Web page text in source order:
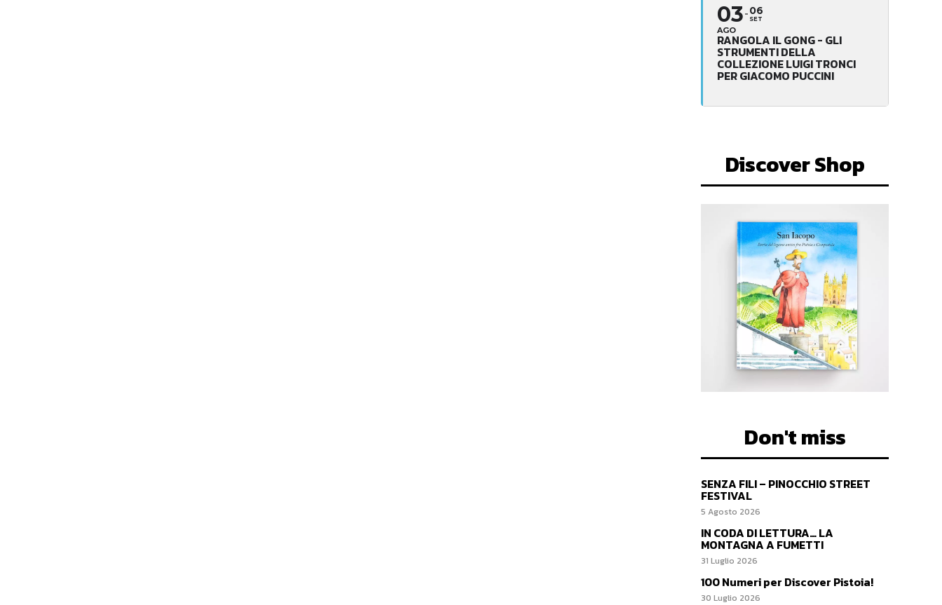
03
AGO
06
SET
RANGOLA IL GONG - GLI
STRUMENTI DELLA
COLLEZIONE LUIGI TRONCI
PER GIACOMO PUCCINI
Discover Shop
Don't miss
SENZA FILI – PINOCCHIO STREET
FESTIVAL
5 Agosto 2026
IN CODA DI LETTURA… LA
MONTAGNA A FUMETTI
31 Luglio 2026
100 Numeri per Discover Pistoia!
30 Luglio 2026